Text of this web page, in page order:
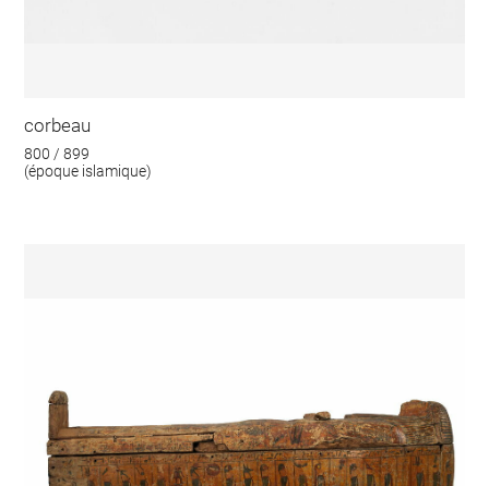
corbeau
800 / 899
(époque islamique)